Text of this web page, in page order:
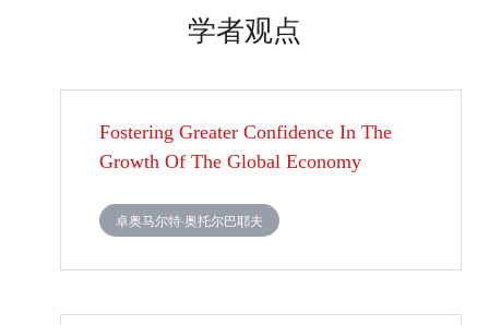
学者观点
Fostering Greater Confidence In The
Growth Of The Global Economy
卓奥马尔特·奥托尔巴耶夫